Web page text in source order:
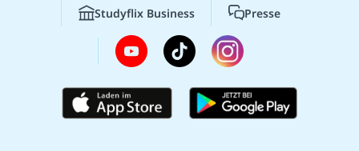
Studyflix Business Presse